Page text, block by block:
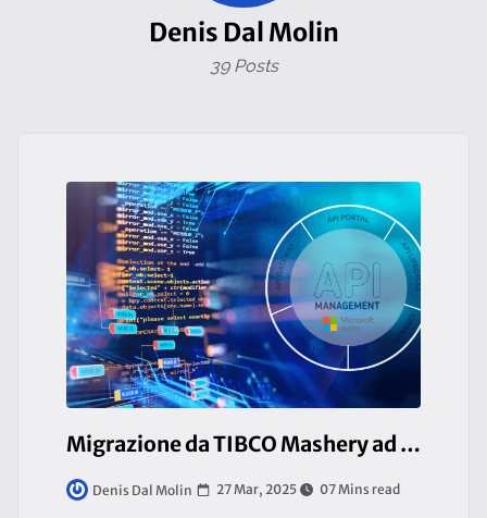
Denis Dal Molin
39 Posts
Migrazione da TIBCO Mashery ad Azure API Management
Denis Dal Molin 27 Mar, 2025 07 Mins read